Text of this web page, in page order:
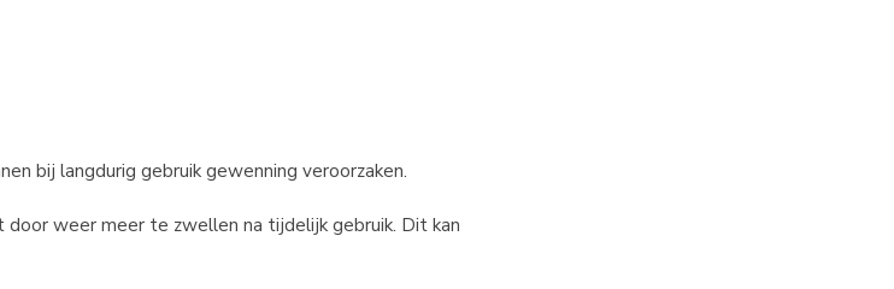
bij langdurig gebruik gewenning veroorzaken.
weer meer te zwellen na tijdelijk gebruik. Dit kan